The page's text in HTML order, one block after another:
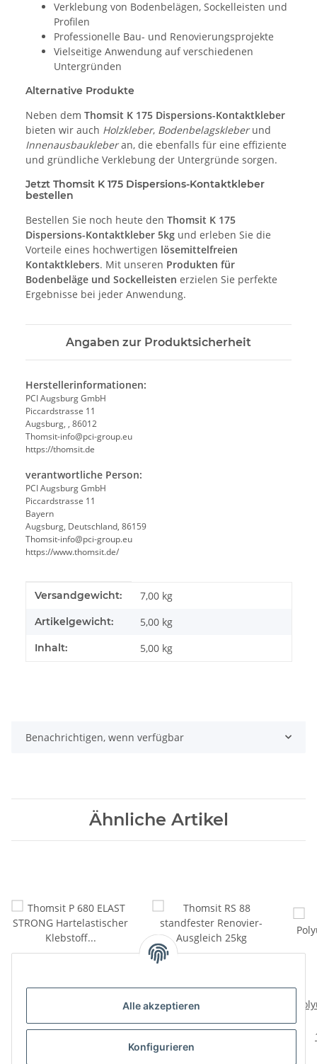
Alle akzeptieren
Konfigurieren
Verklebung von Bodenbelägen, Sockelleisten und
Profilen
Professionelle Bau- und Renovierungsprojekte
Vielseitige Anwendung auf verschiedenen
Untergründen
Alternative Produkte
Neben dem Thomsit K 175 Dispersions-Kontaktkleber
bieten wir auch Holzkleber, Bodenbelagskleberund
Innenausbaukleberan, die ebenfalls für eine effiziente
und gründliche Verklebung der Untergründe sorgen.
Jetzt Thomsit K 175 Dispersions-Kontaktkleber
bestellen
Bestellen Sie noch heute den Thomsit K 175
Dispersions-Kontaktkleber 5kg und erleben Sie die
Vorteile eines hochwertigen lösemittelfreien
Kontaktklebers. Mit unseren Produkten für
Bodenbeläge und Sockelleisten erzielen Sie perfekte
Ergebnisse bei jeder Anwendung.
Angaben zur Produktsicherheit
Herstellerinformationen:
PCI Augsburg GmbH
Piccardstrasse 11
Augsburg, , 86012
Thomsit-info@pci-group.eu
https://thomsit.de
verantwortliche Person:
PCI Augsburg GmbH
Piccardstrasse 11
Bayern
Augsburg, Deutschland, 86159
Thomsit-info@pci-group.eu
https://www.thomsit.de/
Produkteigenschaft
Wert
Versandgewicht: 7,00 kg
Artikelgewicht: 5,00 kg
Inhalt: 5,00 kg
Benachrichtigen, wenn verfügbar
Ähnliche Artikel
Thomsit P 680 ELAST
STRONG Hartelastischer
und Fertigparkett 18kg
Thomsit RS 88
standfester Renovier-